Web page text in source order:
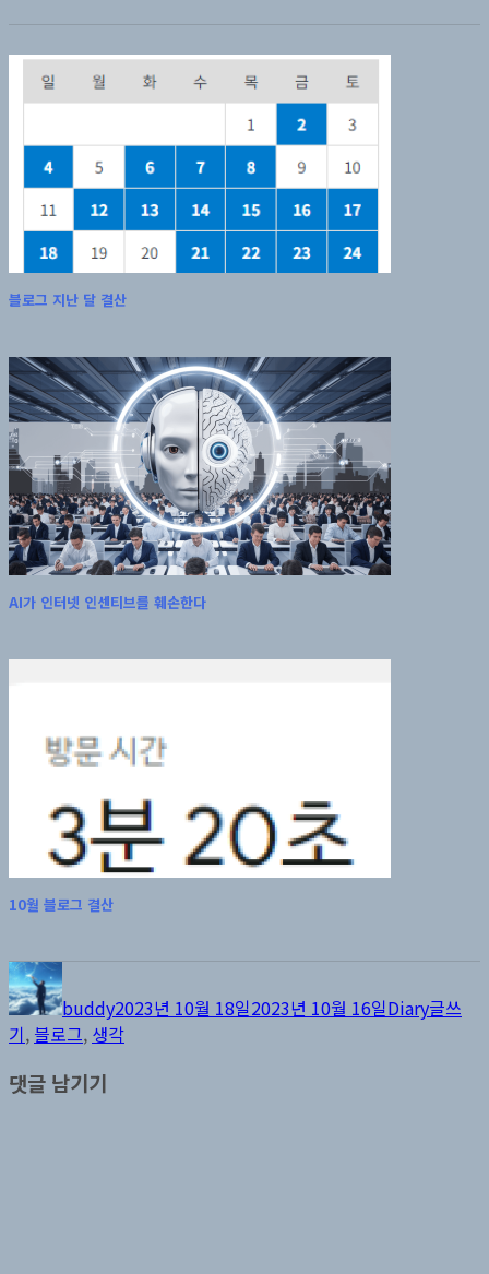
블로그 지난 달 결산
AI가 인터넷 인센티브를 훼손한다
10월 블로그 결산
글
쓴
이
buddy성
일
자
2023년 10월 18일2023년 10월 16일테
고
Diary그
글쓰
기, 블로그, 생각
댓글 남기기